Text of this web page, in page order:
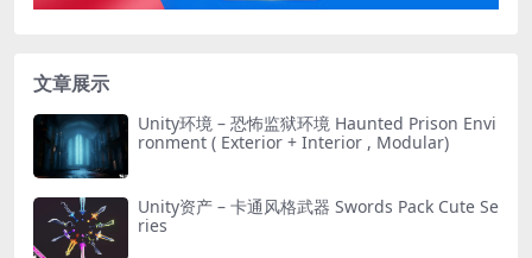
文章展示
Unity环境 – 恐怖监狱环境 Haunted Prison Envi
ronment ( Exterior + Interior , Modular)
Unity资产 – 卡通风格武器 Swords Pack Cute Se
ries